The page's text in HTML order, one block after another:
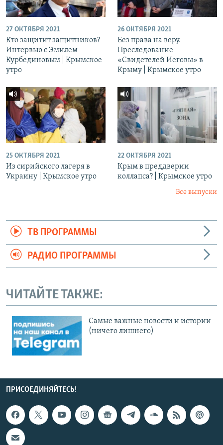
27 ОКТЯБРЯ 2021
Кто защитит защитников?
Интервью с Эмилем
Курбединовым | Крымское
утро
26 ОКТЯБРЯ 2021
Без права на веру.
Преследование
«Свидетелей Иеговы» в
Крыму | Крымское утро
25 ОКТЯБРЯ 2021
Из сирийского лагеря в
Украину | Крымское утро
22 ОКТЯБРЯ 2021
Крым в преддверии
коллапса? | Крымское утро
Все выпуски
ТВ ПРОГРАММЫ
РАДИО ПРОГРАММЫ
ЧИТАЙТЕ ТАКЖЕ:
Cамые важные новости и истории
(ничего лишнего)
ПРИСОЕДИНЯЙТЕСЬ!